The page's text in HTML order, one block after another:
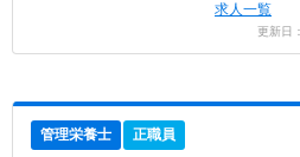
求人一覧
更新日
管理栄養士 正職員